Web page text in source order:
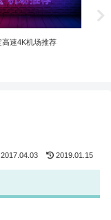
2017.04.03 2019.01.15